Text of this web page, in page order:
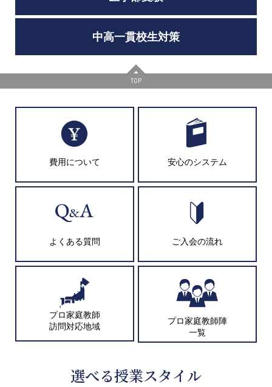
中高一貫校生対策
TOP
費用について 安心のシステム
よくある質問 ご入会の流れ
プロ家庭教師
訪問対応地域
プロ家庭教師陣
一覧
選べる授業スタイル